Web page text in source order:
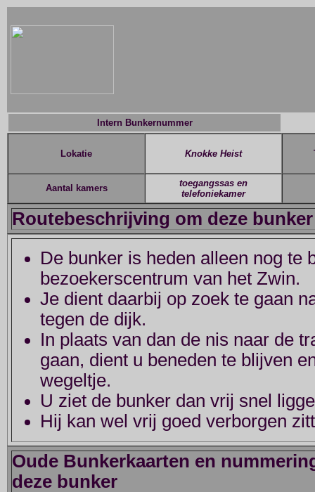
Intern Bunkernummer
Lokatie Knokke Heist
Aantal kamers
toegangssas en
telefoniekamer
Routebeschrijving om deze
De bunker is heden alleen nog te
bezoekerscentrum van het Zwin.
Je dient daarbij op zoek te gaan
tegen de dijk.
In plaats van dan de nis naar de
gaan, dient u beneden te blijven
wegeltje.
U ziet de bunker dan vrij snel
Hij kan wel vrij goed verborgen
Oude Bunkerkaarten en
deze bunker